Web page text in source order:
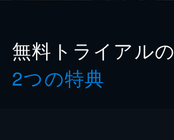
無料トライアルの
2つの特典